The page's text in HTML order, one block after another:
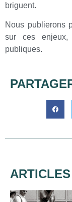
briguent.
Nous publierons
sur ces
publiques.